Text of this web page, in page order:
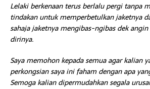
Lelaki berkenaan terus berlalu pergi tanpa
tindakan untuk memperbetulkan jaketnya
sahaja jaketnya mengibas-ngibas dek
dirinya.
Saya memohon kepada semua agar kalian
perkongsian saya ini faham dengan apa
Semoga kalian dipermudahkan segala